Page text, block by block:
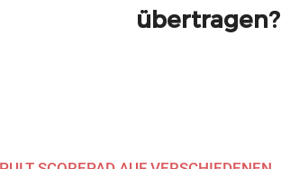
übertragen?